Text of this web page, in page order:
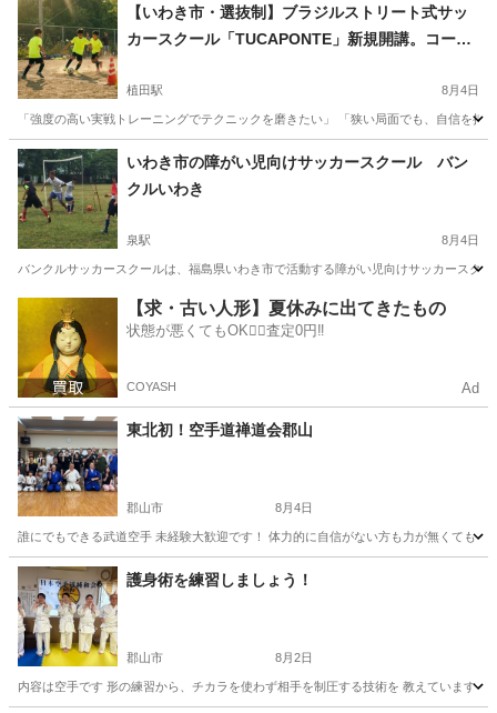
福島 いわき市 いわき駅 サッカー 幼児
【いわき市・選抜制】ブラジルストリート式サッ
カースクール「TUCAPONTE」新規開講。コーチ
植田駅 8月4日
「強度の高い実戦トレーニングでテクニックを磨きたい」 「狭い局面でも、自信を
福島 いわき市 植田駅 サッカー 個人
いわき市の障がい児向けサッカースクール バン
クルいわき
泉駅 8月4日
バンクルサッカースクールは、福島県いわき市で活動する障がい児向けサッカースク
泉駅 サッカー 自己肯定感
【求・古い人形】夏休みに出てきたもの
状態が悪くてもOK🙆‍♀️査定0円‼️
COYASH Ad
東北初！空手道禅道会郡山
郡山市 8月4日
誰にでもできる武道空手 未経験大歓迎です！ 体力的に自信がない方も力が無くても
福島 郡山市 空手/他格闘技 武道
護身術を練習しましょう！
郡山市 8月2日
内容は空手です 形の練習から、チカラを使わず相手を制圧する技術を 教えています